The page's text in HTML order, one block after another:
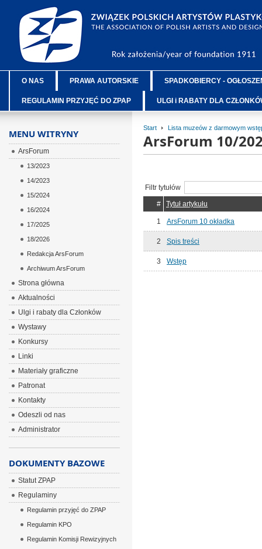
O NAS PRAWA AUTORSKIE SPADKOBIERCY -
REGULAMIN PRZYJĘĆ DO ZPAP ULGI i RABATY DLA
Start Lista muzeów z darmowym
ArsForum 10/
Filtr tytułów
#
Tytuł artykułu
1 ArsForum 10 okładka
2 Spis treści
3 Wstęp
MENU WITRYNY
ArsForum
13/2023
14/2023
15/2024
16/2024
17/2025
18/2026
Redakcja ArsForum
Archiwum ArsForum
Strona główna
Aktualności
Ulgi i rabaty dla Członków
Wystawy
Konkursy
Linki
Materiały graficzne
Patronat
Kontakty
Odeszli od nas
Administrator
DOKUMENTY BAZOWE
Statut ZPAP
Regulaminy
Regulamin przyjęć do ZPAP
Regulamin KPO
Regulamin Komisji Rewizyjnych